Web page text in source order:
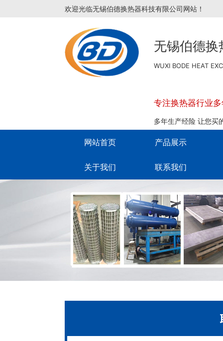
欢迎光临无锡伯德换热器科技有限公司网站！
无锡伯德换
WUXI BODE HEAT
专注换热器行业
多年生产经险 让您买
网站首页 产品展示
关于我们 联系我们